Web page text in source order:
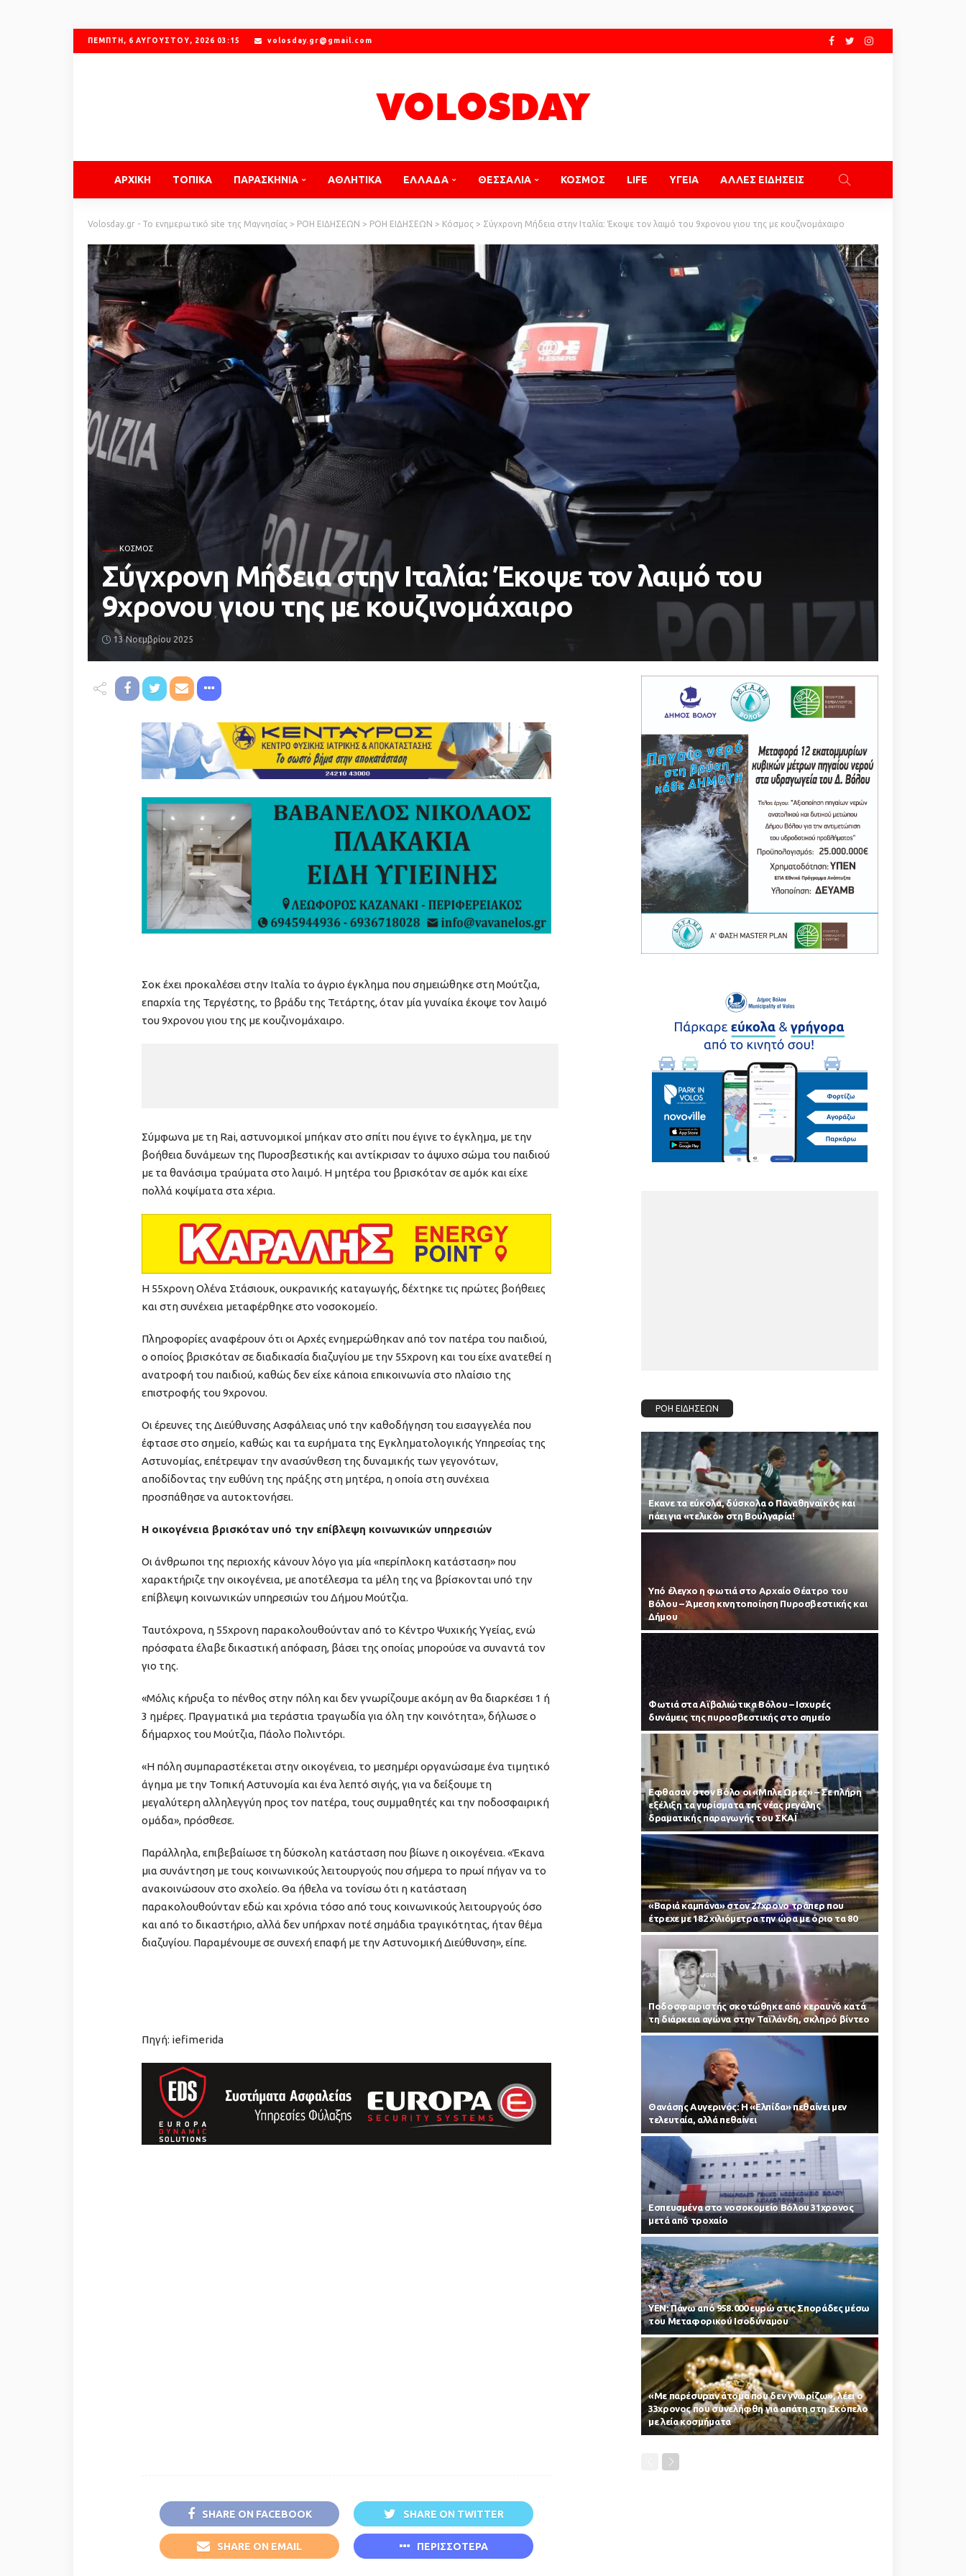
ΠΈΜΠΤΗ, 6 ΑΥΓΟΎΣΤΟΥ, 2026 03:15 volosday.gr@gmail.com
ΑΡΧΙΚΗ ΤΟΠΙΚΑ ΠΑΡΑΣΚΗΝΙΑ ΑΘΛΗΤΙΚΑ ΕΛΛΑΔΑ ΘΕΣΣΑΛΙΑ ΚΟΣΜΟΣ LIFE ΥΓΕΙΑ ΑΛΛΕΣ ΕΙΔΗΣΕΙΣ
Volosday.gr - Το ενημερωτικό site της Μαγνησίας > ΡΟΗ ΕΙΔΗΣΕΩΝ > ΡΟΗ ΕΙΔΗΣΕΩΝ > Κόσμος > Σύγχρονη Μήδεια στην Ιταλία: Έκοψε τον λαιμό του 9χρονου γιου της με κουζινομάχαιρο
ΚΌΣΜΟΣ
Σύγχρονη Μήδεια στην Ιταλία: Έκοψε τον λαιμό του
9χρονου γιου της με κουζινομάχαιρο
13 Νοεμβρίου 2025
Σοκ έχει προκαλέσει στην Ιταλία το άγριο έγκλημα που σημειώθηκε στη Μούτζια,
επαρχία της Τεργέστης, το βράδυ της Τετάρτης, όταν μία γυναίκα έκοψε τον λαιμό
του 9χρονου γιου της με κουζινομάχαιρο.
Σύμφωνα με τη Rai, αστυνομικοί μπήκαν στο σπίτι που έγινε το έγκλημα, με την
βοήθεια δυνάμεων της Πυροσβεστικής και αντίκρισαν το άψυχο σώμα του παιδιού
με τα θανάσιμα τραύματα στο λαιμό. Η μητέρα του βρισκόταν σε αμόκ και είχε
πολλά κοψίματα στα χέρια.
Η 55χρονη Ολένα Στάσιουκ, ουκρανικής καταγωγής, δέχτηκε τις πρώτες βοήθειες
και στη συνέχεια μεταφέρθηκε στο νοσοκομείο.
Πληροφορίες αναφέρουν ότι οι Αρχές ενημερώθηκαν από τον πατέρα του παιδιού,
ο οποίος βρισκόταν σε διαδικασία διαζυγίου με την 55χρονη και του είχε ανατεθεί η
ανατροφή του παιδιού, καθώς δεν είχε κάποια επικοινωνία στο πλαίσιο της
επιστροφής του 9χρονου.
Οι έρευνες της Διεύθυνσης Ασφάλειας υπό την καθοδήγηση του εισαγγελέα που
έφτασε στο σημείο, καθώς και τα ευρήματα της Εγκληματολογικής Υπηρεσίας της
Αστυνομίας, επέτρεψαν την ανασύνθεση της δυναμικής των γεγονότων,
αποδίδοντας την ευθύνη της πράξης στη μητέρα, η οποία στη συνέχεια
προσπάθησε να αυτοκτονήσει.
Η οικογένεια βρισκόταν υπό την επίβλεψη κοινωνικών υπηρεσιών
Οι άνθρωποι της περιοχής κάνουν λόγο για μία «περίπλοκη κατάσταση» που
χαρακτήριζε την οικογένεια, με αποτέλεσμα τα μέλη της να βρίσκονται υπό την
επίβλεψη κοινωνικών υπηρεσιών του Δήμου Μούτζια.
Ταυτόχρονα, η 55χρονη παρακολουθούνταν από το Κέντρο Ψυχικής Υγείας, ενώ
πρόσφατα έλαβε δικαστική απόφαση, βάσει της οποίας μπορούσε να συναντά τον
γιο της.
«Μόλις κήρυξα το πένθος στην πόλη και δεν γνωρίζουμε ακόμη αν θα διαρκέσει 1 ή
3 ημέρες. Πραγματικά μια τεράστια τραγωδία για όλη την κοινότητα», δήλωσε ο
δήμαρχος του Μούτζια, Πάολο Πολιντόρι.
«Η πόλη συμπαραστέκεται στην οικογένεια, το μεσημέρι οργανώσαμε ένα τιμητικό
άγημα με την Τοπική Αστυνομία και ένα λεπτό σιγής, για να δείξουμε τη
μεγαλύτερη αλληλεγγύη προς τον πατέρα, τους συμμαθητές και την ποδοσφαιρική
ομάδα», πρόσθεσε.
Παράλληλα, επιβεβαίωσε τη δύσκολη κατάσταση που βίωνε η οικογένεια. «Έκανα
μια συνάντηση με τους κοινωνικούς λειτουργούς που σήμερα το πρωί πήγαν να το
ανακοινώσουν στο σχολείο. Θα ήθελα να τονίσω ότι η κατάσταση
παρακολουθούνταν εδώ και χρόνια τόσο από τους κοινωνικούς λειτουργούς όσο
και από το δικαστήριο, αλλά δεν υπήρχαν ποτέ σημάδια τραγικότητας, ήταν θέμα
διαζυγίου. Παραμένουμε σε συνεχή επαφή με την Αστυνομική Διεύθυνση», είπε.
Πηγή: iefimerida
SHARE ON FACEBOOK SHARE ON TWITTER
SHARE ON EMAIL ΠΕΡΙΣΣΟΤΕΡΑ
ΡΟΗ ΕΙΔΗΣΕΩΝ
Εκανε τα εύκολα, δύσκολα ο Παναθηναϊκός και
πάει για «τελικό» στη Βουλγαρία!
Υπό έλεγχο η φωτιά στο Αρχαίο Θέατρο του
Βόλου – Άμεση κινητοποίηση Πυροσβεστικής και
Δήμου
Φωτιά στα Αϊβαλιώτικα Βόλου – Ισχυρές
δυνάμεις της πυροσβεστικής στο σημείο
Εφθασαν στον Βόλο οι «Μπλε Ωρες» – Σε πλήρη
εξέλιξη τα γυρίσματα της νέας μεγάλης
δραματικής παραγωγής του ΣΚΑΪ
«Βαριά καμπάνα» στον 27χρονο τράπερ που
έτρεχε με 182 χιλιόμετρα την ώρα με όριο τα 80
Ποδοσφαιριστής σκοτώθηκε από κεραυνό κατά
τη διάρκεια αγώνα στην Ταϊλάνδη, σκληρό βίντεο
Θανάσης Αυγερινός: Η «Ελπίδα» πεθαίνει μεν
τελευταία, αλλά πεθαίνει
Εσπευσμένα στο νοσοκομείο Βόλου 31χρονος
μετά από τροχαίο
ΥΕΝ: Πάνω από 958.000 ευρώ στις Σποράδες μέσω
του Μεταφορικού Ισοδύναμου
«Με παρέσυραν άτομα που δεν γνωρίζω», λέει ο
33χρονος που συνελήφθη για απάτη στη Σκόπελο
με λεία κοσμήματα